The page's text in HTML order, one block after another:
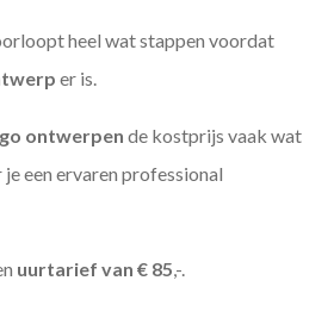
heel wat stappen voordat
er is.
ontwerpen de kostprijs vaak wat
een ervaren professional
uurtarief van € 85,-.